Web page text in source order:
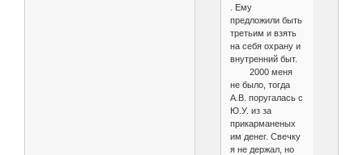
. Ему
предложили быть
третьим и взять
на себя охрану и
внутренний быт.
2000 меня
не было, тогда
А.В. поругалась с
Ю.У. из за
прикарманеных
им денег. Свечку
я не держал, но